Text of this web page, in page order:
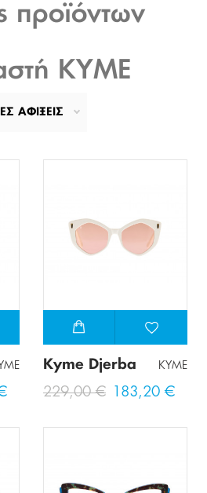
προϊόντων
KYME
ΑΦΙΞΕΙΣ
Kyme Djerba KYME
229,00 € 183,20 €